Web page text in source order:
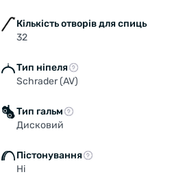
Кількість отворів для спиць
32
Тип ніпеля
Schrader (AV)
Тип гальм
Дисковий
Пістонування
Ні